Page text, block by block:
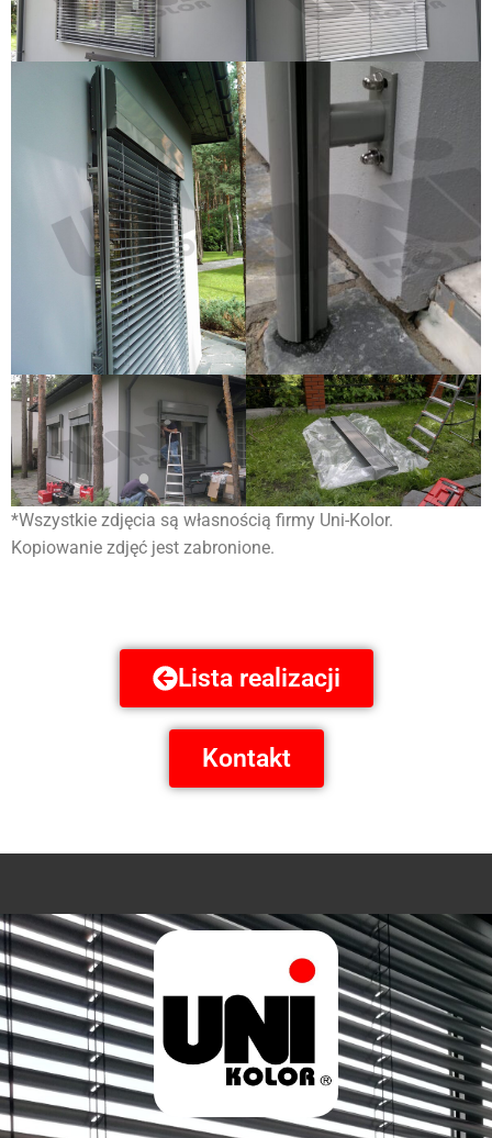
*Wszystkie zdjęcia są własnością firmy Uni-Kolor.
Kopiowanie zdjęć jest zabronione.
Lista realizacji
Kontakt